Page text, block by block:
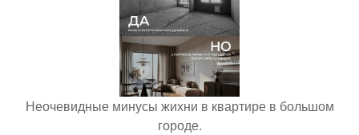
Неочевидные минусы жихни в квартире в большом
городе.